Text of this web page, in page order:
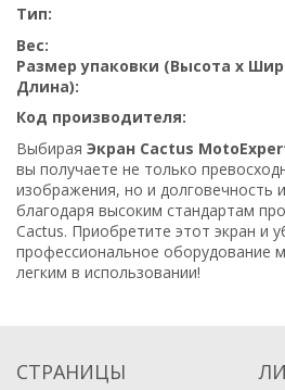
Тип:
Вес:
Размер упаковки (Высота x
Длина):
Код производителя:
Выбирая Экран Cactus
вы получаете не только
изображения, но и долговечность
благодаря высоким стандартам
Cactus. Приобретите этот экран и
профессиональное оборудование
легким в использовании!
СТРАНИЦЫ